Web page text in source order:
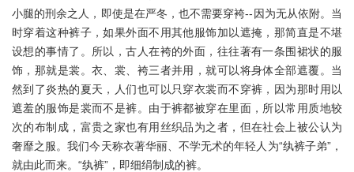
小腿的刑余之人，即使是在严冬，也不需要穿袴--因为无从依附。当
时穿着这种裤子，如果外面不用其他服饰加以遮掩，那简直是不堪
设想的事情了。所以，古人在袴的外面，往往著有一条围裙状的服
饰，那就是裳。衣、裳、袴三者并用，就可以将身体全部遮覆。当
然到了炎热的夏天，人们也可以只穿衣裳而不穿裤，因为那时用以
遮羞的服饰是裳而不是裤。由于裤都被穿在里面，所以常用质地较
次的布制成，富贵之家也有用丝织品为之者，但在社会上被公认为
奢靡之服。我们今天称衣著华丽、不学无术的年轻人为“纨裤子弟”，
就由此而来。“纨裤”，即细绢制成的裤。